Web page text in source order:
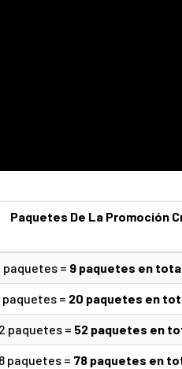
Paquetes De La Promoción
paquetes = 9 paquetes en
paquetes = 20 paquetes en
paquetes = 52 paquetes en
paquetes = 78 paquetes en